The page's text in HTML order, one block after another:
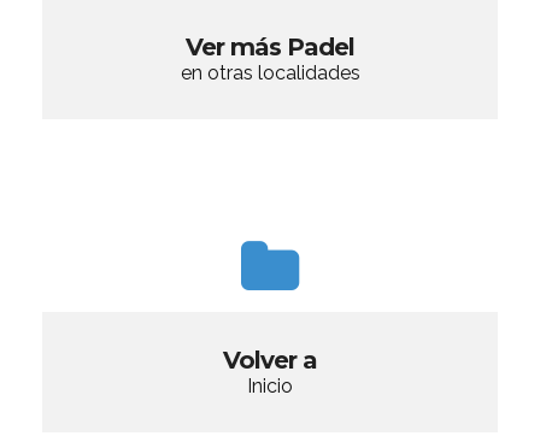
Ver más Padel
en otras localidades
Volver a
Inicio